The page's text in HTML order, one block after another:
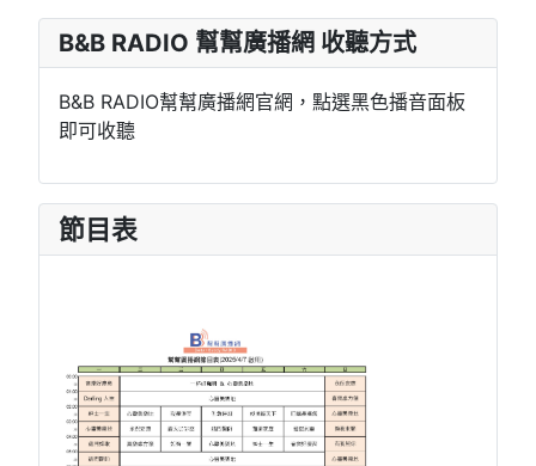
B&B RADIO 幫幫廣播網 收聽方式
B&B RADIO幫幫廣播網官網，點選黑色播音面板
即可收聽
節目表